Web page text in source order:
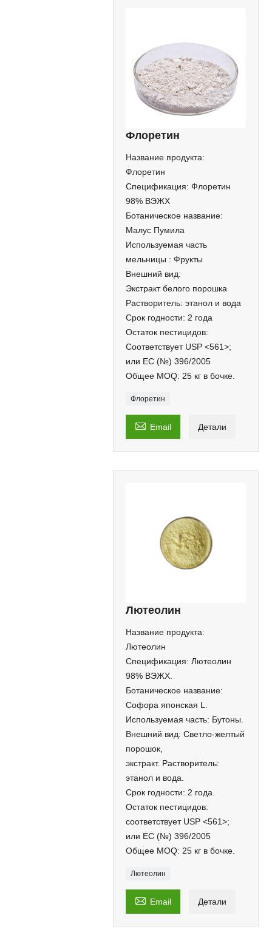
Флоретин
Название продукта:
Флоретин
Спецификация: Флоретин
98% ВЭЖХ
Ботаническое название:
Малус Пумила
Используемая часть
мельницы : Фрукты
Внешний вид:
Экстракт белого порошка
Растворитель: этанол и вода
Срок годности: 2 года
Остаток пестицидов:
Соответствует USP <561>;
или EC (№) 396/2005
Общее MOQ: 25 кг в бочке.
Флоретин
 Email Детали
Лютеолин
Название продукта:
Лютеолин
Спецификация: Лютеолин
98% ВЭЖХ.
Ботаническое название:
Софора японская L.
Используемая часть: Бутоны.
Внешний вид: Светло-желтый
порошок,
экстракт. Растворитель:
этанол и вода.
Срок годности: 2 года.
Остаток пестицидов:
соответствует USP <561>;
или EC (№) 396/2005
Общее MOQ: 25 кг в бочке.
Лютеолин
 Email Детали